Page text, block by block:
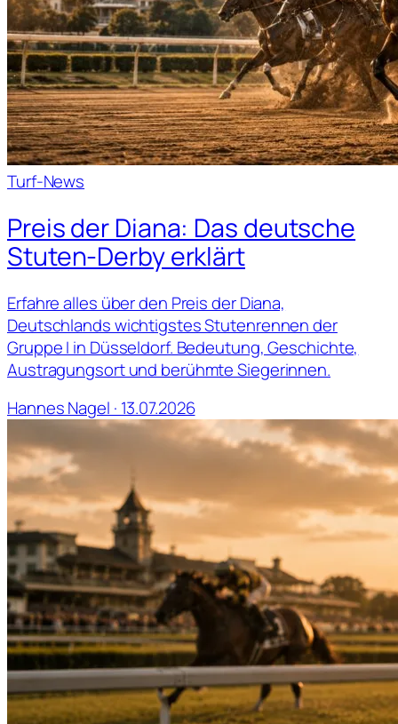
Turf-News
Preis der Diana: Das deutsche
Stuten-Derby erklärt
Erfahre alles über den Preis der Diana,
Deutschlands wichtigstes Stutenrennen der
Gruppe I in Düsseldorf. Bedeutung, Geschichte,
Austragungsort und berühmte Siegerinnen.
Hannes Nagel · 13.07.2026